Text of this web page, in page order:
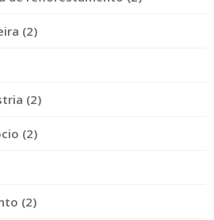
(2)
(2)
(2)
(2)